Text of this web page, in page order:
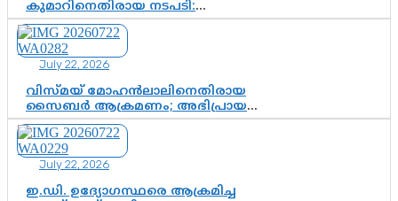
കുമാറിനെതിരായ നടപടി:
സസ്പെൻഷനിൽ ഒതുങ്ങുമോ,
അതോ കൂടുതൽ കടുത്ത
നടപടികളിലേക്കോ?
July 22, 2026
വിസ്മയ് മോഹൻലാലിനെതിരായ
സൈബർ ആക്രമണം; അഭിപ്രായ
സ്വാതന്ത്ര്യത്തെ നിശ്ശബ്ദമാക്കുന്ന
ഡിജിറ്റൽ ഗുണ്ടായിസത്തിന് അറുതി
വേണം
July 22, 2026
ഇ.ഡി. ഉദ്യോഗസ്ഥരെ ആക്രമിച്ച